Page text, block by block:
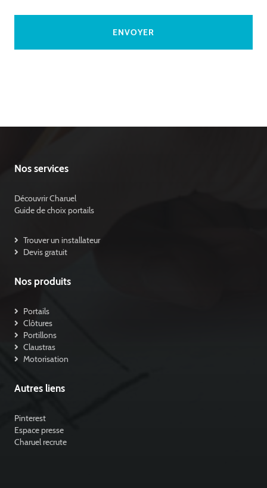
Nos services
Découvrir Charuel
Guide de choix portails
Trouver un installateur
Devis gratuit
Nos produits
Portails
Clôtures
Portillons
Claustras
Motorisation
Autres liens
Pinterest
Espace presse
Charuel recrute